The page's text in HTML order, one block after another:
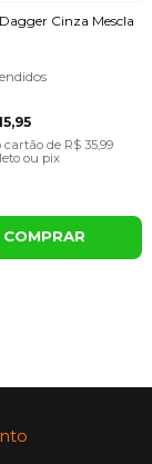
Cinza Mescla
cartão de R$ 35,99
ou pix
COMPRAR